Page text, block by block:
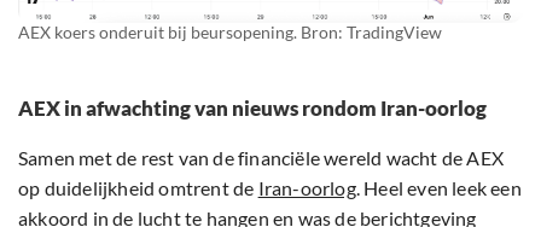
AEX koers onderuit bij beursopening. Bron: TradingView
AEX in afwachting van nieuws rondom Iran-oorlog
Samen met de rest van de financiële wereld wacht de AEX
op duidelijkheid omtrent de Iran-oorlog. Heel even leek een
akkoord in de lucht te hangen en was de berichtgeving